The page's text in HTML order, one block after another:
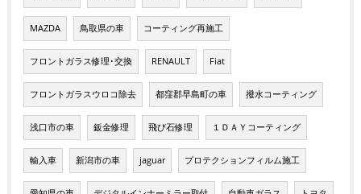
MAZDA 鳥取県の車 コーティング再施工
フロントガラス修理･交換 RENAULT Fiat
フロントガラスウロコ除去 都窪郡早島町の車 撥水コーティング
浅口市の車 鈑金修理 飛び石修理 １ＤＡＹコーティング
輸入車 新潟市の車 jaguar プロテクションフィルム施工